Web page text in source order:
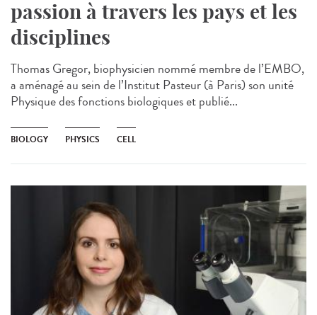
passion à travers les pays et les
disciplines
Thomas Gregor, biophysicien nommé membre de l’EMBO,
a aménagé au sein de l’Institut Pasteur (à Paris) son unité
Physique des fonctions biologiques et publié...
BIOLOGY PHYSICS CELL